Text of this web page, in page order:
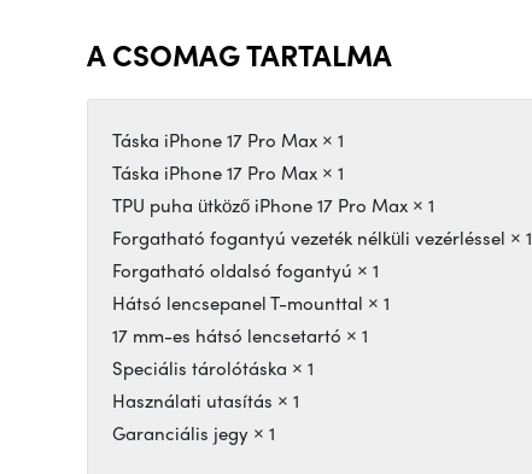
A CSOMAG TARTALMA
Táska iPhone 17 Pro Max × 1
Táska iPhone 17 Pro Max × 1
TPU puha ütköző iPhone 17 Pro Max × 1
Forgatható fogantyú vezeték nélküli vezérléssel × 1
Forgatható oldalsó fogantyú × 1
Hátsó lencsepanel T-mounttal × 1
17 mm-es hátsó lencsetartó × 1
Speciális tárolótáska × 1
Használati utasítás × 1
Garanciális jegy × 1